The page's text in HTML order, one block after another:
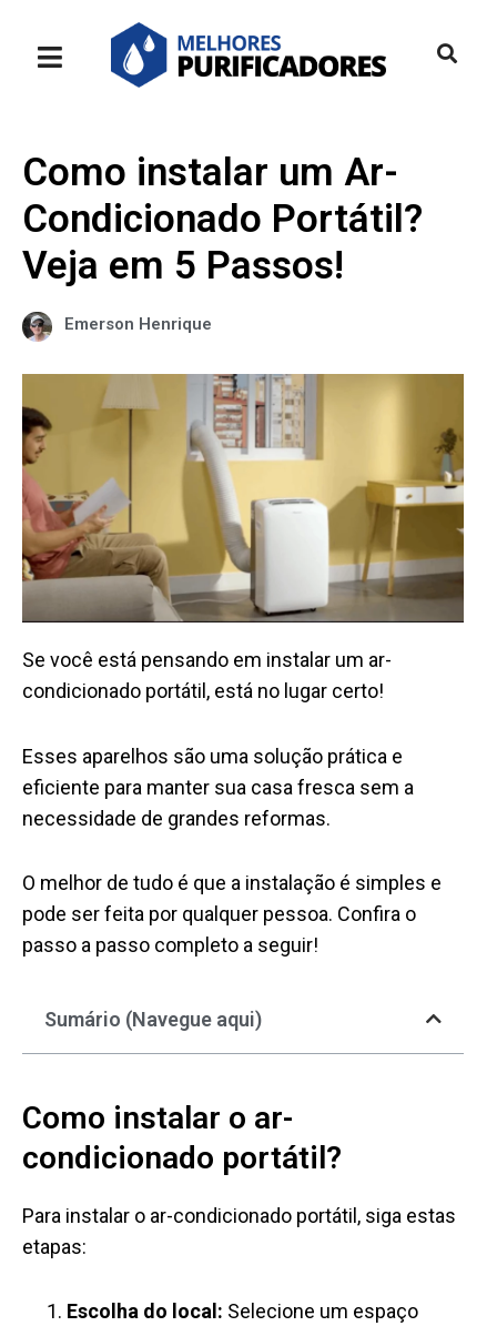
Como instalar um Ar-
Condicionado Portátil?
Veja em 5 Passos!
Emerson Henrique
Se você está pensando em instalar um ar-
condicionado portátil, está no lugar certo!
Esses aparelhos são uma solução prática e
eficiente para manter sua casa fresca sem a
necessidade de grandes reformas.
O melhor de tudo é que a instalação é simples e
pode ser feita por qualquer pessoa. Confira o
passo a passo completo a seguir!
Sumário (Navegue aqui)
Como instalar o ar-
condicionado portátil?
Para instalar o ar-condicionado portátil, siga estas
etapas:
Escolha do local: Selecione um espaço